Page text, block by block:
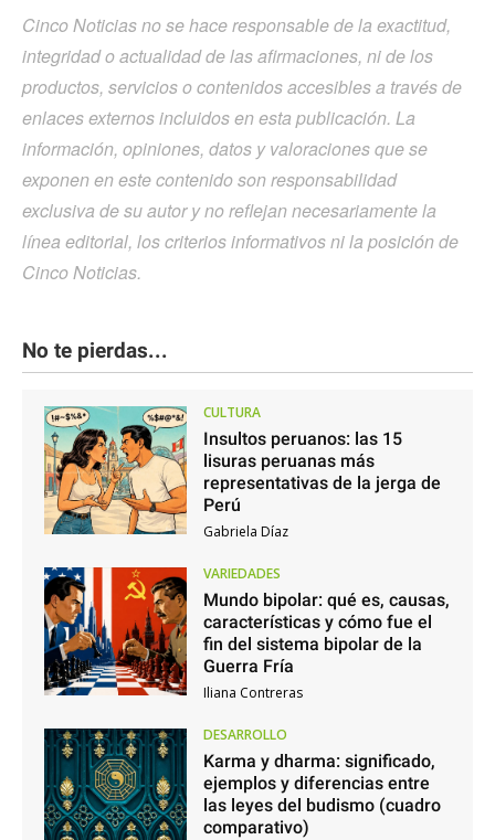
Cinco Noticias no se hace responsable de la exactitud,
integridad o actualidad de las afirmaciones, ni de los
productos, servicios o contenidos accesibles a través de
enlaces externos incluidos en esta publicación. La
información, opiniones, datos y valoraciones que se
exponen en este contenido son responsabilidad
exclusiva de su autor y no reflejan necesariamente la
línea editorial, los criterios informativos ni la posición de
Cinco Noticias.
No te pierdas...
CULTURA
Insultos peruanos: las 15
lisuras peruanas más
representativas de la jerga de
Perú
Gabriela Díaz
VARIEDADES
Mundo bipolar: qué es, causas,
características y cómo fue el
fin del sistema bipolar de la
Guerra Fría
Iliana Contreras
DESARROLLO
Karma y dharma: significado,
ejemplos y diferencias entre
las leyes del budismo (cuadro
comparativo)